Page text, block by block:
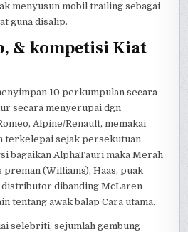
menyusun mobil trailing sebagai
guna disalip.
& kompetisi Kiat
10 perkumpulan secara
secara menyerupai dgn
Alpine/Renault, memakai
terkelepai sejak persekutuan
bagaikan AlphaTauri maka Merah
(Williams), Haas, puak
dibanding McLaren
tentang awak balap Cara utama.
selebriti; sejumlah gembung